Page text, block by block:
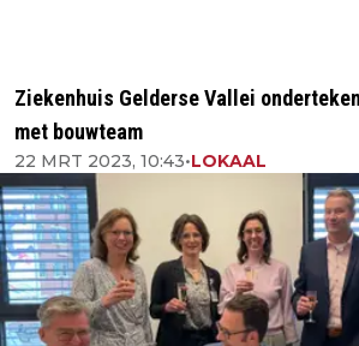
Ziekenhuis Gelderse Vallei
met bouwteam
22 MRT 2023, 10:43•LOKAAL